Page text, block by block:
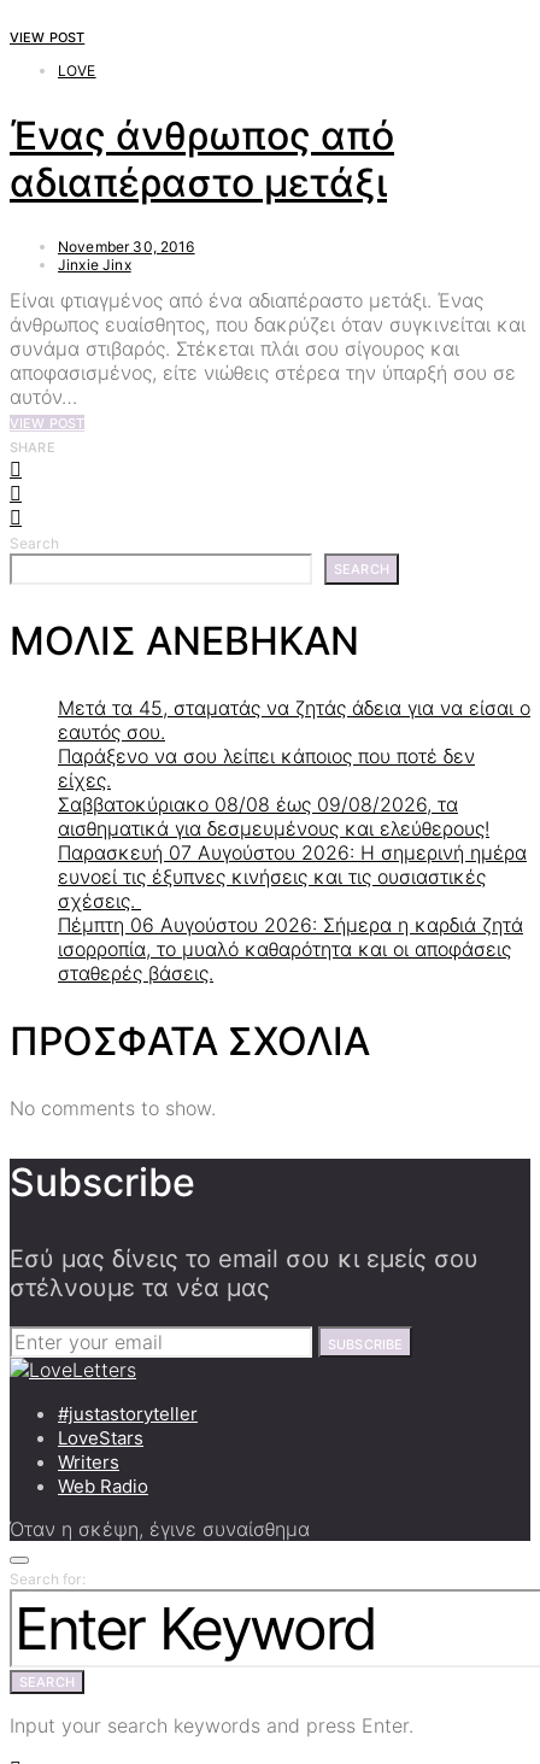
VIEW POST
LOVE
Ένας άνθρωπος από
αδιαπέραστο μετάξι
November 30, 2016
Jinxie Jinx
Είναι φτιαγμένος από ένα αδιαπέραστο μετάξι. Ένας
άνθρωπος ευαίσθητος, που δακρύζει όταν συγκινείται και
συνάμα στιβαρός. Στέκεται πλάι σου σίγουρος και
αποφασισμένος, είτε νιώθεις στέρεα την ύπαρξή σου σε
αυτόν…
VIEW POST
SHARE
Search
SEARCH
ΜΟΛΙΣ ΑΝΕΒΗΚΑΝ
Μετά τα 45, σταματάς να ζητάς άδεια για να είσαι ο
εαυτός σου.
Παράξενο να σου λείπει κάποιος που ποτέ δεν
είχες.
Σαββατοκύριακο 08/08 έως 09/08/2026, τα
αισθηματικά για δεσμευμένους και ελεύθερους!
Παρασκευή 07 Αυγούστου 2026: Η σημερινή ημέρα
ευνοεί τις έξυπνες κινήσεις και τις ουσιαστικές
σχέσεις.
Πέμπτη 06 Αυγούστου 2026: Σήμερα η καρδιά ζητά
ισορροπία, το μυαλό καθαρότητα και οι αποφάσεις
σταθερές βάσεις.
ΠΡΟΣΦΑΤΑ ΣΧΟΛΙΑ
No comments to show.
Subscribe
Εσύ μας δίνεις το email σου κι εμείς σου
στέλνουμε τα νέα μας
SUBSCRIBE
#justastoryteller
LoveStars
Writers
Web Radio
Όταν η σκέψη, έγινε συναίσθημα
Search for:
SEARCH
Input your search keywords and press Enter.